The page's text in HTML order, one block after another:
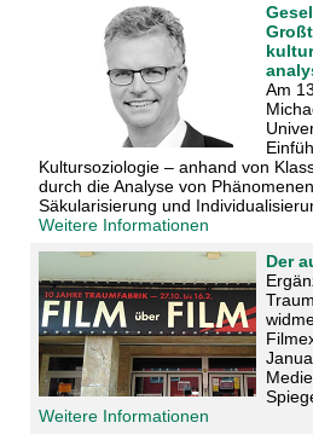
Am
Kultursoziologie – anhand von
durch die Analyse von
Säkularisierung und
Weitere Informationen
Der
Weitere Informationen